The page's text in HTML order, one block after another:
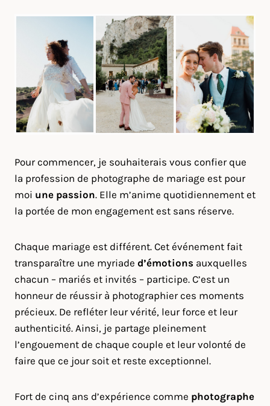
Pour commencer, je souhaiterais vous confier que
la profession de photographe de mariage est pour
moi une passion. Elle m’anime quotidiennement et
la portée de mon engagement est sans réserve.
Chaque mariage est différent. Cet événement fait
transparaître une myriade d’émotions auxquelles
chacun – mariés et invités – participe. C’est un
honneur de réussir à photographier ces moments
précieux. De refléter leur vérité, leur force et leur
authenticité. Ainsi, je partage pleinement
l’engouement de chaque couple et leur volonté de
faire que ce jour soit et reste exceptionnel.
Fort de cinq ans d’expérience comme photographe